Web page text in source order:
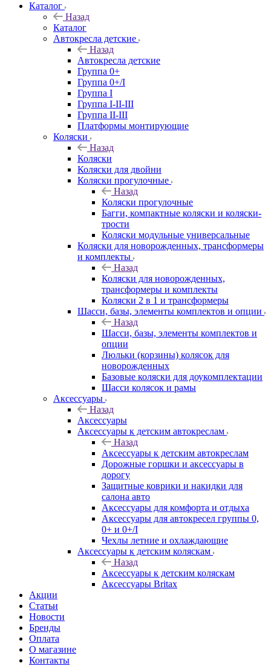
Каталог
Назад
Каталог
Автокресла детские
Назад
Автокресла детские
Группа 0+
Группа 0+/I
Группа I
Группа I-II-III
Группа II-III
Платформы монтирующие
Коляски
Назад
Коляски
Коляски для двойни
Коляски прогулочные
Назад
Коляски прогулочные
Багги, компактные коляски и коляски-
трости
Коляски модульные универсальные
Коляски для новорожденных, трансформеры
и комплекты
Назад
Коляски для новорожденных,
трансформеры и комплекты
Коляски 2 в 1 и трансформеры
Шасси, базы, элементы комплектов и опции
Назад
Шасси, базы, элементы комплектов и
опции
Люльки (корзины) колясок для
новорожденных
Базовые коляски для доукомплектации
Шасси колясок и рамы
Аксессуары
Назад
Аксессуары
Аксессуары к детским автокреслам
Назад
Аксессуары к детским автокреслам
Дорожные горшки и аксессуары в
дорогу
Защитные коврики и накидки для
салона авто
Аксессуары для комфорта и отдыха
Аксессуары для автокресел группы 0,
0+ и 0+/I
Чехлы летние и охлаждающие
Аксессуары к детским коляскам
Назад
Аксессуары к детским коляскам
Аксессуары Britax
Акции
Статьи
Новости
Бренды
Оплата
О магазине
Контакты